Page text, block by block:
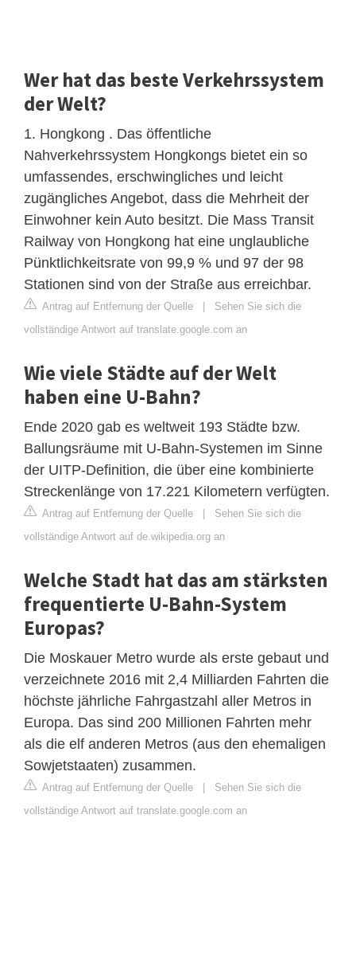
Wer hat das beste Verkehrssystem
der Welt?
1. Hongkong . Das öffentliche
Nahverkehrssystem Hongkongs bietet ein so
umfassendes, erschwingliches und leicht
zugängliches Angebot, dass die Mehrheit der
Einwohner kein Auto besitzt. Die Mass Transit
Railway von Hongkong hat eine unglaubliche
Pünktlichkeitsrate von 99,9 % und 97 der 98
Stationen sind von der Straße aus erreichbar.
Antrag auf Entfernung der Quelle | Sehen Sie sich die
vollständige Antwort auf translate.google.com an
Wie viele Städte auf der Welt
haben eine U-Bahn?
Ende 2020 gab es weltweit 193 Städte bzw.
Ballungsräume mit U-Bahn-Systemen im Sinne
der UITP-Definition, die über eine kombinierte
Streckenlänge von 17.221 Kilometern verfügten.
Antrag auf Entfernung der Quelle | Sehen Sie sich die
vollständige Antwort auf de.wikipedia.org an
Welche Stadt hat das am stärksten
frequentierte U-Bahn-System
Europas?
Die Moskauer Metro wurde als erste gebaut und
verzeichnete 2016 mit 2,4 Milliarden Fahrten die
höchste jährliche Fahrgastzahl aller Metros in
Europa. Das sind 200 Millionen Fahrten mehr
als die elf anderen Metros (aus den ehemaligen
Sowjetstaaten) zusammen.
Antrag auf Entfernung der Quelle | Sehen Sie sich die
vollständige Antwort auf translate.google.com an